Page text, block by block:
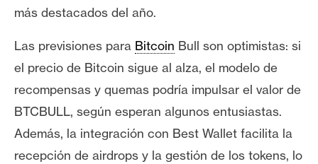
más destacados del año.
Las previsiones para Bitcoin Bull son optimistas: si
el precio de Bitcoin sigue al alza, el modelo de
recompensas y quemas podría impulsar el valor de
BTCBULL, según esperan algunos entusiastas.
Además, la integración con Best Wallet facilita la
recepción de airdrops y la gestión de los tokens, lo